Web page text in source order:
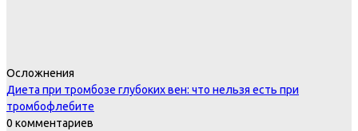
Осложнения
Диета при тромбозе глубоких вен: что нельзя есть при
тромбофлебите
0 комментариев